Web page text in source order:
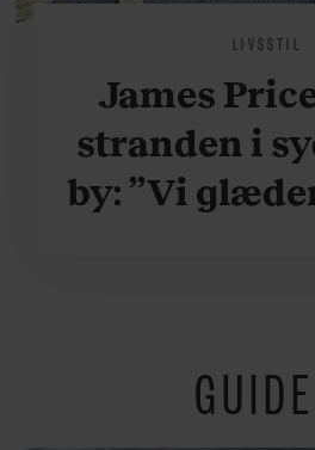
LIVSSTIL
James
stranden i
by: ”Vi